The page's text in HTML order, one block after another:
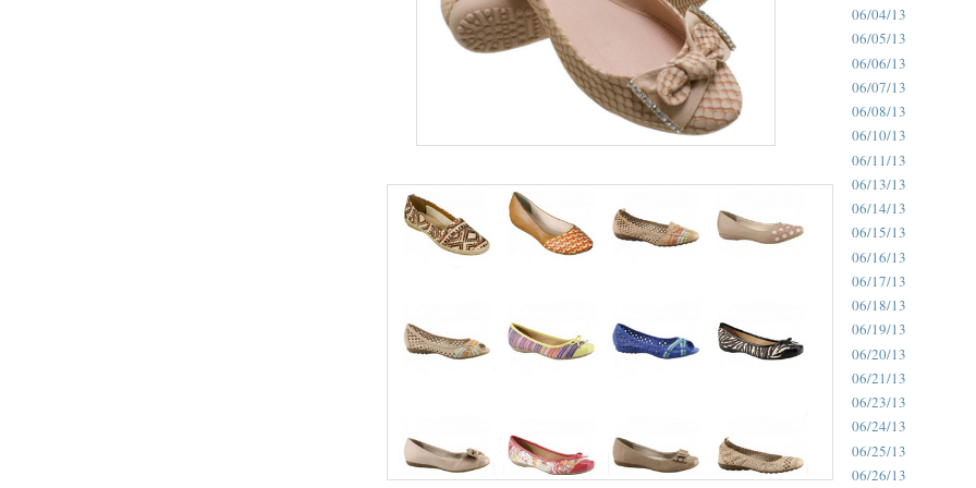
06/04/13
06/05/13
06/06/13
06/07/13
06/08/13
06/10/13
06/11/13
06/13/13
06/14/13
06/15/13
06/16/13
06/17/13
06/18/13
06/19/13
06/20/13
06/21/13
06/23/13
06/24/13
06/25/13
06/26/13